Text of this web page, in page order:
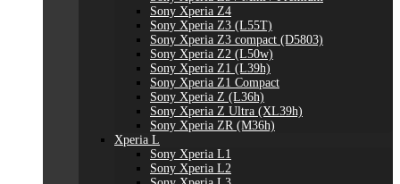
Sony Xperia Z4
Sony Xperia Z3 (L55T)
Sony Xperia Z3 compact (D5803)
Sony Xperia Z2 (L50w)
Sony Xperia Z1 (L39h)
Sony Xperia Z1 Compact
Sony Xperia Z (L36h)
Sony Xperia Z Ultra (XL39h)
Sony Xperia ZR (M36h)
Xperia L
Sony Xperia L1
Sony Xperia L2